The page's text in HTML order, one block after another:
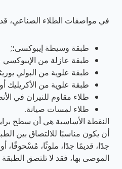
في مواصفات الطلاء الصناعي، قد
طبقة وسيطة إيبوكسى؛;
طبقة عازلة من الإيبوكسي
طبقة علوية من البولي
طبقة علوية من الأكريليك
طلاء مقاوم للنيران في
طلاء لمسات صيانة.
النقطة الأساسية هي أن سطح
أن يكون مناسبًا للالتصاق بين
جدًا، قديمًا جدًا، ملوثًا، مُسْحوقًا،
الموصى بها، فقد لا تلتصق